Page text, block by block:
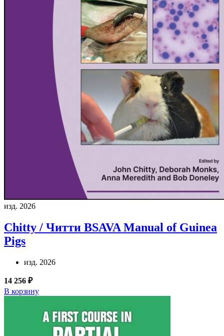
изд. 2026
Chitty / Читти BSAVA Manual of Guinea
Pigs
изд. 2026
14 256 ₽
В корзину